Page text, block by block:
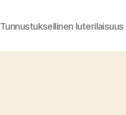
Tunnustuksellinen luterilaisuus